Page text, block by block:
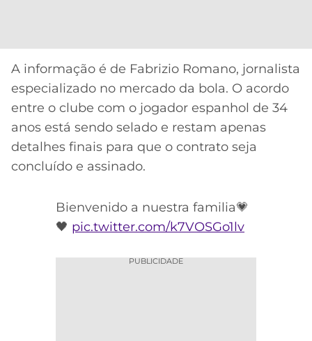
CASSINOS
ONLINE
2026
GRÊMIO
ATLÉTICO
MG
CRUZEIRO
LALIGA
A informação é de Fabrizio Romano, jornalista
especializado no mercado da bola. O acordo
entre o clube com o jogador espanhol de 34
anos está sendo selado e restam apenas
detalhes finais para que o contrato seja
concluído e assinado.
Bienvenido a nuestra familia💗
🖤 pic.twitter.com/k7VOSGo1lv
PUBLICIDADE